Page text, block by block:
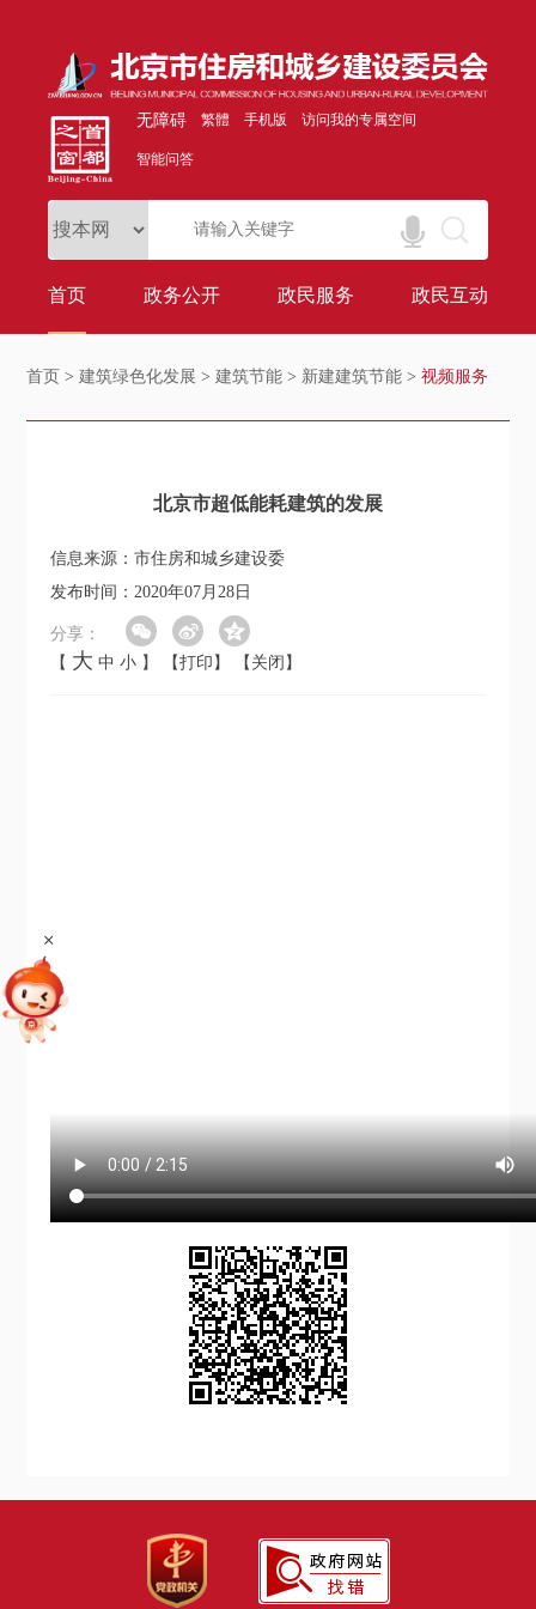
无障碍 繁體 手机版 访问我的专属空间
智能问答
首页 政务公开 政民服务 政民互动
首页 >建筑绿色化发展 >建筑节能 > 新建建筑节能 >视频服务
北京市超低能耗建筑的发展
信息来源：市住房和城乡建设委
发布时间：2020年07月28日
分享：
【 大 中 小 】 【打印】 【关闭】
+